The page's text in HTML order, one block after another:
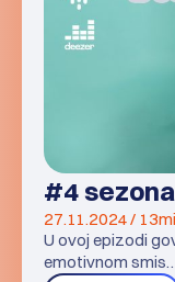
#4
27.11.2024 /
U ovoj epizodi
emotivnom